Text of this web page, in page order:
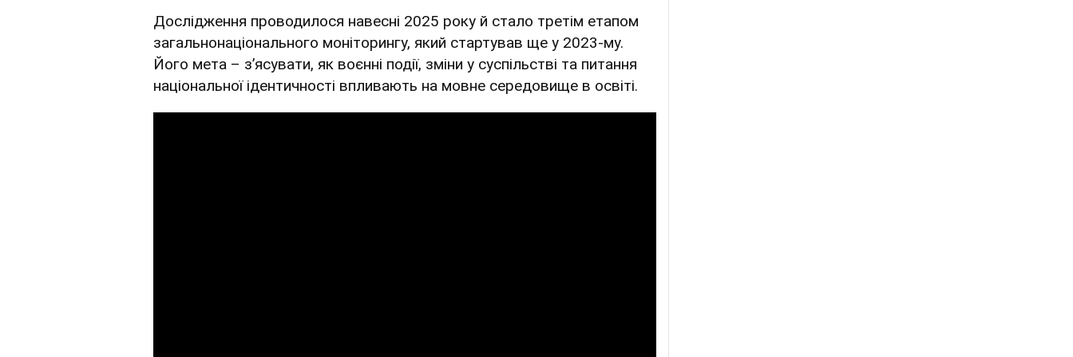
Дослідження проводилося навесні 2025 року й стало третім етапом
загальнонаціонального моніторингу, який стартував ще у 2023-му.
Його мета – з’ясувати, як воєнні події, зміни у суспільстві та питання
національної ідентичності впливають на мовне середовище в освіті.